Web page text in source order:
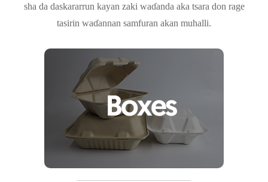
sha da daskararrun kayan zaki waɗanda aka tsara don rage
tasirin waɗannan samfuran akan muhalli.